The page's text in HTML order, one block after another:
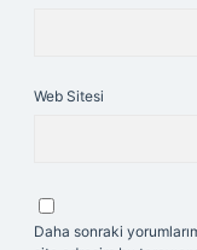
Web Sitesi
Daha sonraki